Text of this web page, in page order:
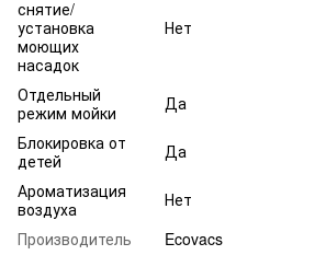
снятие/
установка
моющих
насадок
Нет
Отдельный
режим мойки
Да
Блокировка от
детей
Да
Ароматизация
воздуха
Нет
Производитель
Ecovacs